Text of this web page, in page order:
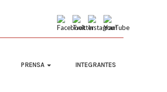
PRENSA INTEGRANTES